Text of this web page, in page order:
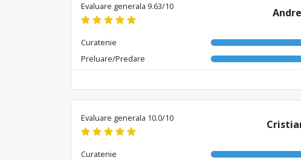
Evaluare generala 9.63/10
Curatenie
Preluare/Predare
Evaluare generala 10.0/10
Curatenie